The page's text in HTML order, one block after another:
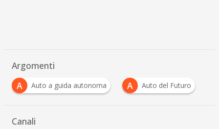
Argomenti
A
Auto a guida autonoma A Auto del Futuro
Canali